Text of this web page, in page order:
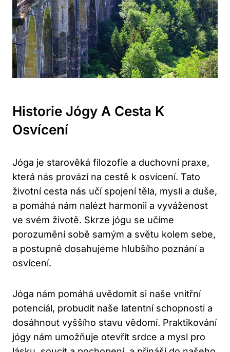
Historie Jógy A Cesta K
Osvícení
Jóga je starověká filozofie a duchovní praxe,
která nás provází na cestě k osvícení. Tato
životní cesta nás učí spojení těla, mysli a duše,
a pomáhá nám nalézt harmonii a vyváženost
ve svém životě. Skrze jógu se učíme
porozumění sobě samým a světu kolem sebe,
a postupně dosahujeme hlubšího poznání a
osvícení.
Jóga nám pomáhá uvědomit si naše vnitřní
potenciál, probudit naše latentní schopnosti a
dosáhnout vyššího stavu vědomí. Praktikování
jógy nám umožňuje otevřít srdce a mysl pro